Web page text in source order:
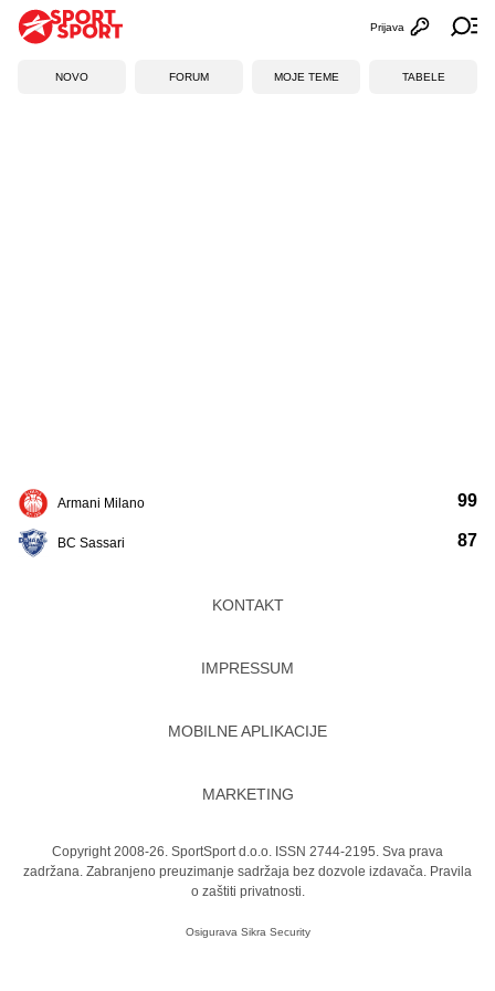
Otvori
Prijava
NOVO FORUM MOJE TEME TABELE
Armani Milano
BC Sassari
99
87
KONTAKT
IMPRESSUM
MOBILNE APLIKACIJE
MARKETING
Copyright 2008-26. SportSport d.o.o. ISSN 2744-2195. Sva prava
zadržana. Zabranjeno preuzimanje sadržaja bez dozvole izdavača. Pravila
o zaštiti privatnosti.
Osigurava Sikra Security